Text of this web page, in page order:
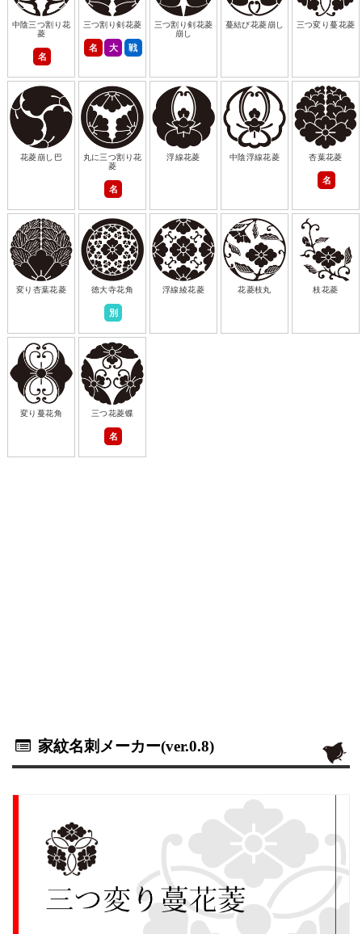
中陰三つ割り花
菱
名
三つ割り剣花菱
名 大 戦
三つ割り剣花菱
崩し
蔓結び花菱崩し 三つ変り蔓花菱
花菱崩し巴
丸に三つ割り花
菱
名
浮線花菱 中陰浮線花菱 杏葉花菱
名
変り杏葉花菱 徳大寺花角
別
浮線綾花菱 花菱枝丸 枝花菱
変り蔓花角 三つ花菱蝶
名
家紋名刺メーカー(ver.0.8)